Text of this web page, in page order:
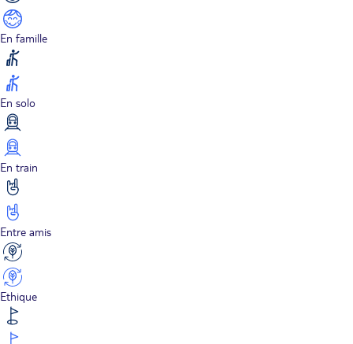
En famille
En solo
En train
Entre amis
Ethique